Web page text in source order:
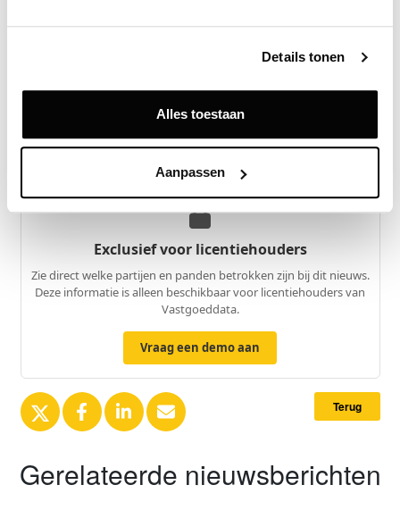
Details tonen
Alles toestaan
Aanpassen
in 2028. CBRE trad op als verkoopadviseur en
Dentons als juridisch adviseur voor de koper.
Bron
Exclusief voor licentiehouders
Zie direct welke partijen en panden betrokken zijn bij dit nieuws.
Deze informatie is alleen beschikbaar voor licentiehouders van
Vastgoeddata.
Vraag een demo aan
Terug
Gerelateerde nieuwsberichten